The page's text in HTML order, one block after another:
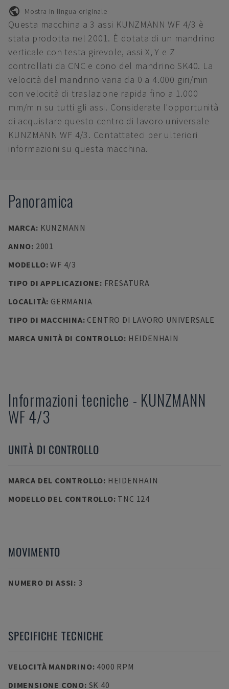
Mostra in lingua originale
Questa macchina a 3 assi KUNZMANN WF 4/3 è
stata prodotta nel 2001. È dotata di un mandrino
verticale con testa girevole, assi X, Y e Z
controllati da CNC e cono del mandrino SK40. La
velocità del mandrino varia da 0 a 4.000 giri/min
con velocità di traslazione rapida fino a 1.000
mm/min su tutti gli assi. Considerate l'opportunità
di acquistare questo centro di lavoro universale
KUNZMANN WF 4/3. Contattateci per ulteriori
informazioni su questa macchina.
Panoramica
MARCA: KUNZMANN
ANNO: 2001
MODELLO:WF 4/3
TIPO DI APPLICAZIONE: FRESATURA
LOCALITÀ: GERMANIA
TIPO DI MACCHINA: CENTRO DI LAVORO UNIVERSALE
MARCA UNITÀ DI CONTROLLO: HEIDENHAIN
Informazioni tecniche - KUNZMANN
WF 4/3
UNITÀ DI CONTROLLO
MARCA DEL CONTROLLO: HEIDENHAIN
MODELLO DEL CONTROLLO: TNC 124
MOVIMENTO
NUMERO DI ASSI: 3
SPECIFICHE TECNICHE
VELOCITÀ MANDRINO: 4000 RPM
DIMENSIONE CONO: SK 40